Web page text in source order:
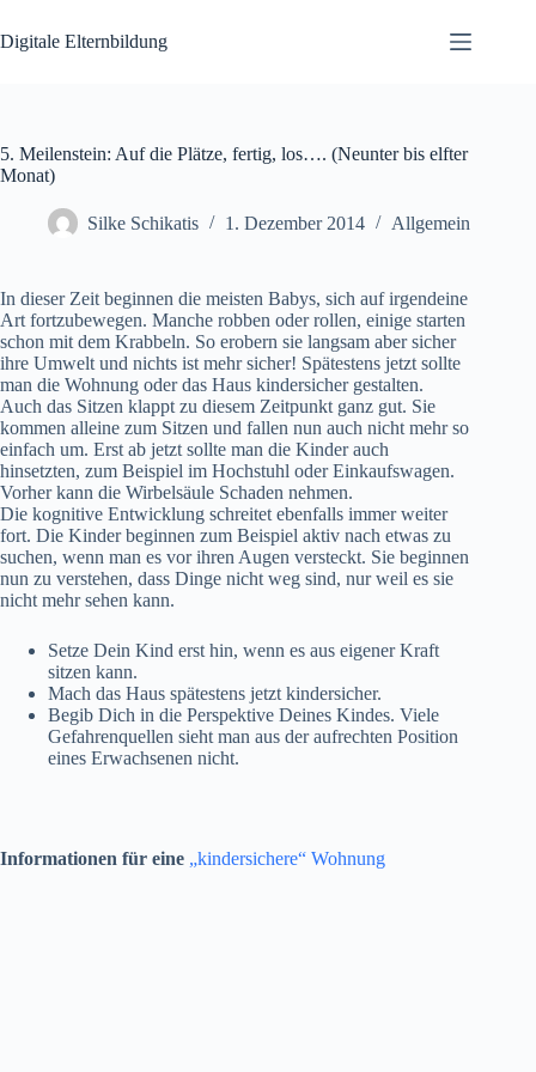
Inhalt
springen
Digitale Elternbildung
5. Meilenstein: Auf die Plätze, fertig, los…. (Neunter bis elfter
Monat)
Silke Schikatis 1. Dezember 2014 Allgemein
In dieser Zeit beginnen die meisten Babys, sich auf irgendeine
Art fortzubewegen. Manche robben oder rollen, einige starten
schon mit dem Krabbeln. So erobern sie langsam aber sicher
ihre Umwelt und nichts ist mehr sicher! Spätestens jetzt sollte
man die Wohnung oder das Haus kindersicher gestalten.
Auch das Sitzen klappt zu diesem Zeitpunkt ganz gut. Sie
kommen alleine zum Sitzen und fallen nun auch nicht mehr so
einfach um. Erst ab jetzt sollte man die Kinder auch
hinsetzten, zum Beispiel im Hochstuhl oder Einkaufswagen.
Vorher kann die Wirbelsäule Schaden nehmen.
Die kognitive Entwicklung schreitet ebenfalls immer weiter
fort. Die Kinder beginnen zum Beispiel aktiv nach etwas zu
suchen, wenn man es vor ihren Augen versteckt. Sie beginnen
nun zu verstehen, dass Dinge nicht weg sind, nur weil es sie
nicht mehr sehen kann.
Setze Dein Kind erst hin, wenn es aus eigener Kraft
sitzen kann.
Mach das Haus spätestens jetzt kindersicher.
Begib Dich in die Perspektive Deines Kindes. Viele
Gefahrenquellen sieht man aus der aufrechten Position
eines Erwachsenen nicht.
Informationen für eine „kindersichere“ Wohnung